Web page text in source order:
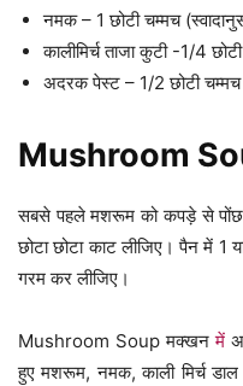
नमक – 1 छोटी चम्मच
कालीमिर्च ताजा कुटी -1/4
अदरक पेस्ट – 1/2 छोटी चम्मच
Mushroom
सबसे पहले मशरूम को कपड़े से
छोटा छोटा काट लीजिए। पैन में
गरम कर लीजिए।
Mushroom Soup मक्खनमें
हुए मशरूम, नमक, काली मिर्च